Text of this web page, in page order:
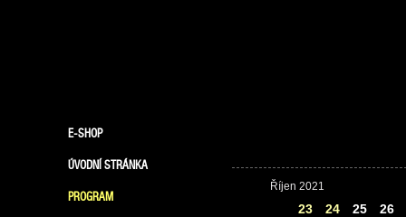
E-SHOP
ÚVODNÍ STRÁNKA
PROGRAM
Říjen 2021
23 24 25 26